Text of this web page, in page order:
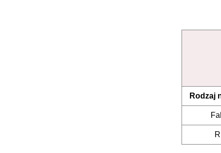
Rodzaj